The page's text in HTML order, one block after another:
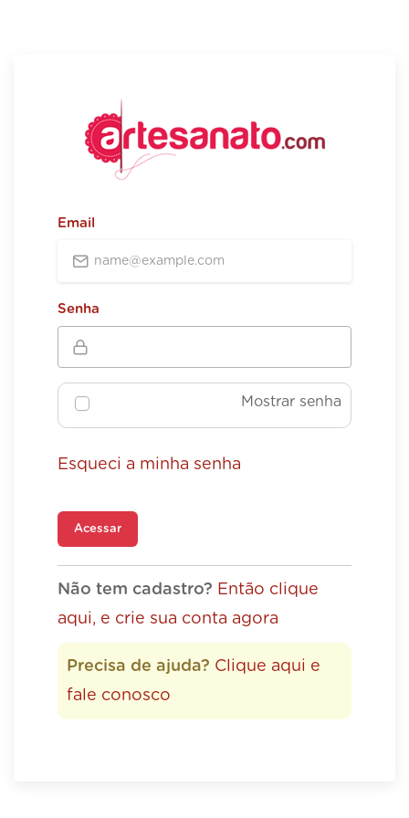
Email
Senha
Mostrar senha
Esqueci a minha senha
Acessar
Não tem cadastro? Então clique
aqui, e crie sua conta agora
Precisa de ajuda? Clique aqui e
fale conosco